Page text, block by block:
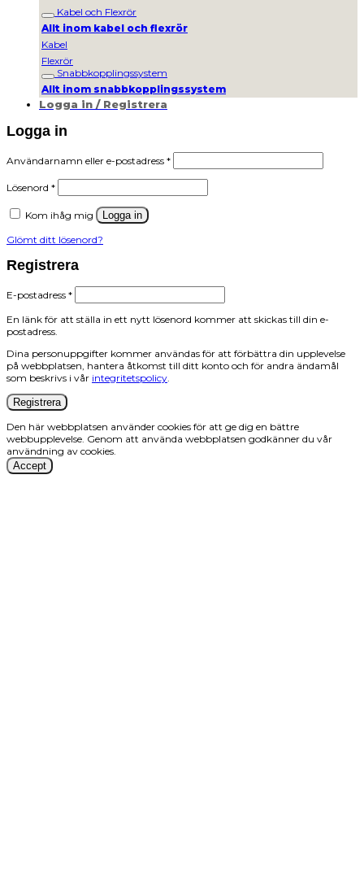
Kabel och Flexrör
Allt inom kabel och flexrör
Kabel
Flexrör
Snabbkopplingssystem
Allt inom snabbkopplingssystem
Logga in / Registrera
Logga in
Användarnamn eller e-postadress *Obligatoriskt
Lösenord *Obligatoriskt
Kom ihåg mig
Logga in
Glömt ditt lösenord?
Registrera
E-postadress *Obligatoriskt
En länk för att ställa in ett nytt lösenord kommer att skickas till din e-
postadress.
Dina personuppgifter kommer användas för att förbättra din upplevelse
på webbplatsen, hantera åtkomst till ditt konto och för andra ändamål
som beskrivs i vår integritetspolicy.
Registrera
Den här webbplatsen använder cookies för att ge dig en bättre
webbupplevelse. Genom att använda webbplatsen godkänner du vår
användning av cookies.
Accept